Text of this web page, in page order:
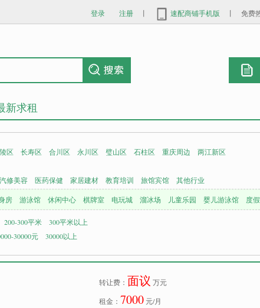
登录 注册 丨 速配商铺手机版 丨 免费热
新求租
区 长寿区 合川区 永川区 璧山区 石柱区 重庆周边
两江新区
汽修美容 医药保健 家居建材 教育培训 旅馆宾馆 其他行业
房 游泳馆 休闲中心 棋牌室 电玩城 溜冰场 儿童乐园 婴儿游泳馆 度
200-300平米
300平米以上
30000元 30000以上
转让费： 面议 万元
租金： 7000 元/月